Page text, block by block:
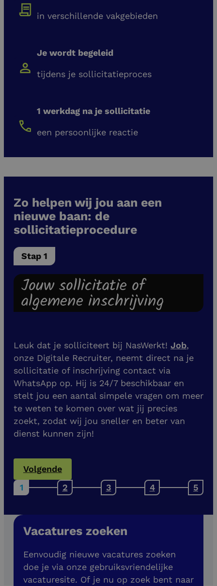
in verschillende vakgebieden
Je wordt begeleid
tijdens je sollicitatieproces
1 werkdag na je sollicitatie
een persoonlijke reactie
Zo helpen wij jou aan een
nieuwe baan: de
sollicitatieprocedure
Stap 1
Jouw sollicitatie of
algemene inschrijving
Leuk dat je solliciteert bij NasWerkt! Job,
onze Digitale Recruiter, neemt direct na je
sollicitatie of inschrijving contact via
WhatsApp op. Hij is 24/7 beschikbaar en
stelt jou een aantal simpele vragen om meer
te weten te komen over wat jij precies
zoekt, zodat wij jou sneller en beter van
dienst kunnen zijn!
Volgende
Vacatures zoeken
Eenvoudig nieuwe vacatures zoeken
doe je via onze gebruiksvriendelijke
vacaturesite. Of je nu op zoek bent naar